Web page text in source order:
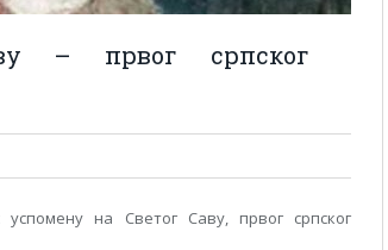
– првог српског
на Светог Саву, првог српског